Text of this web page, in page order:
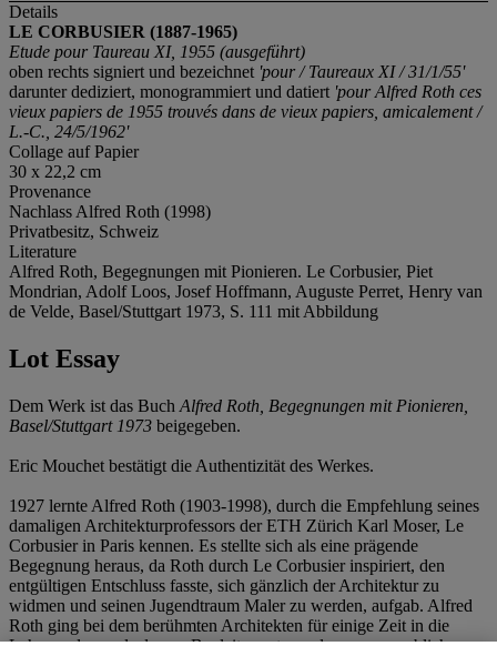
Details
LE CORBUSIER (1887-1965)
Etude pour Taureau XI, 1955 (ausgeführt)
oben rechts signiert und bezeichnet 'pour / Taureaux XI / 31/1/55'
darunter dediziert, monogrammiert und datiert 'pour Alfred Roth ces
vieux papiers de 1955 trouvés dans de vieux papiers, amicalement /
L.-C., 24/5/1962'
Collage auf Papier
30 x 22,2 cm
Provenance
Nachlass Alfred Roth (1998)
Privatbesitz, Schweiz
Literature
Alfred Roth, Begegnungen mit Pionieren. Le Corbusier, Piet
Mondrian, Adolf Loos, Josef Hoffmann, Auguste Perret, Henry van
de Velde, Basel/Stuttgart 1973, S. 111 mit Abbildung
Lot Essay
Dem Werk ist das Buch Alfred Roth, Begegnungen mit Pionieren,
Basel/Stuttgart 1973 beigegeben.
Eric Mouchet bestätigt die Authentizität des Werkes.
1927 lernte Alfred Roth (1903-1998), durch die Empfehlung seines
damaligen Architekturprofessors der ETH Zürich Karl Moser, Le
Corbusier in Paris kennen. Es stellte sich als eine prägende
Begegnung heraus, da Roth durch Le Corbusier inspiriert, den
entgültigen Entschluss fasste, sich gänzlich der Architektur zu
widmen und seinen Jugendtraum Maler zu werden, aufgab. Alfred
Roth ging bei dem berühmten Architekten für einige Zeit in die